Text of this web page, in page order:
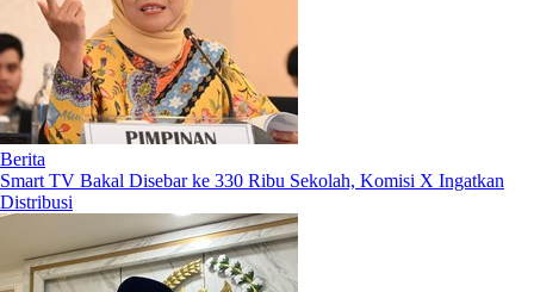
Berita
Smart TV Bakal Disebar ke 330 Ribu Sekolah, Komisi X Ingatkan
Distribusi